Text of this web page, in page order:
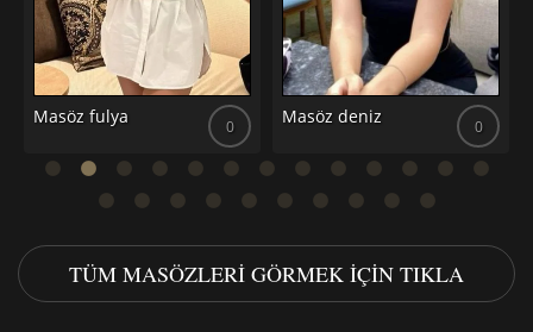
Masöz fulya 0 Masöz deniz 0
TÜM MASÖZLERI GÖRMEK IÇIN TIKLA